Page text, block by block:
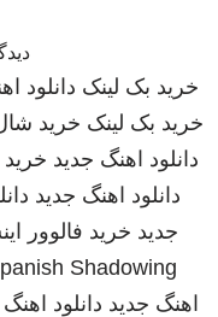
خرید بک لینک دانلود
خرید بک لینک خرید
دانلود اهنگ جدید
دانلود اهنگ جدید
جدید خرید فالوور
Shadowing
اهنگ جدید دانلود